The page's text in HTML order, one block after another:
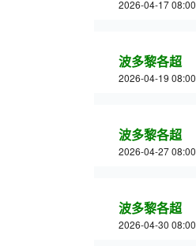
2026-04-17 08:00
波多黎各超
2026-04-19 08:00
波多黎各超
2026-04-27 08:00
波多黎各超
2026-04-30 08:00